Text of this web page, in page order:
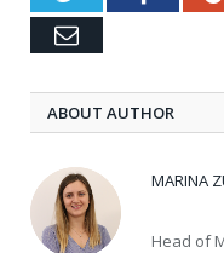
Email
ABOUT AUTHOR
MARINA
Head of